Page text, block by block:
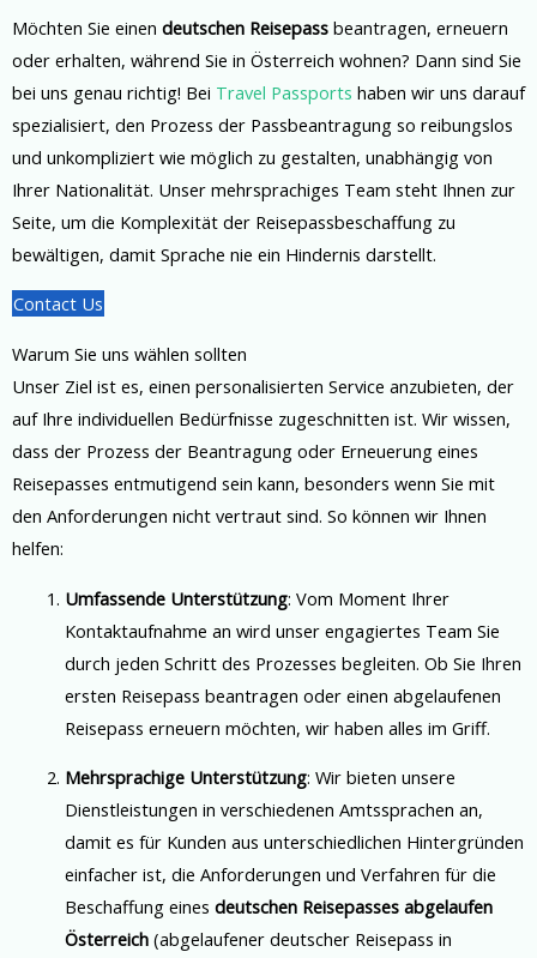
Möchten Sie einen deutschen Reisepass beantragen, erneuern
oder erhalten, während Sie in Österreich wohnen? Dann sind Sie
bei uns genau richtig! Bei Travel Passports haben wir uns darauf
spezialisiert, den Prozess der Passbeantragung so reibungslos
und unkompliziert wie möglich zu gestalten, unabhängig von
Ihrer Nationalität. Unser mehrsprachiges Team steht Ihnen zur
Seite, um die Komplexität der Reisepassbeschaffung zu
bewältigen, damit Sprache nie ein Hindernis darstellt.
Contact Us
Warum Sie uns wählen sollten
Unser Ziel ist es, einen personalisierten Service anzubieten, der
auf Ihre individuellen Bedürfnisse zugeschnitten ist. Wir wissen,
dass der Prozess der Beantragung oder Erneuerung eines
Reisepasses entmutigend sein kann, besonders wenn Sie mit
den Anforderungen nicht vertraut sind. So können wir Ihnen
helfen:
Umfassende Unterstützung: Vom Moment Ihrer
Kontaktaufnahme an wird unser engagiertes Team Sie
durch jeden Schritt des Prozesses begleiten. Ob Sie Ihren
ersten Reisepass beantragen oder einen abgelaufenen
Reisepass erneuern möchten, wir haben alles im Griff.
Mehrsprachige Unterstützung: Wir bieten unsere
Dienstleistungen in verschiedenen Amtssprachen an,
damit es für Kunden aus unterschiedlichen Hintergründen
einfacher ist, die Anforderungen und Verfahren für die
Beschaffung eines deutschen Reisepasses abgelaufen
Österreich(abgelaufener deutscher Reisepass in